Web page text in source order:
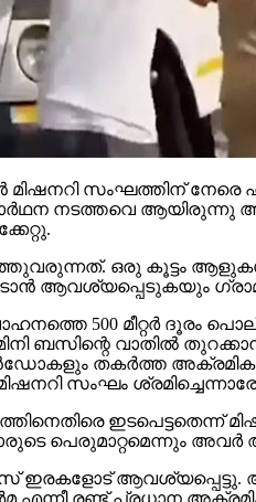
മിഷനറി സംഘത്തിന്
നടത്തവെ ആയിരുന്നു
ഒരു കൂട്ടം
ആവശ്യപ്പെടുകയും
വാഹനത്തെ 500 മീറ്റര്‍
ബസിന്റെ വാതില്‍
തകര്‍ത്ത
സംഘം
ഇടപെട്ടതെന്ന്
പെരുമാറ്റമെന്നും അവര്‍
ഇരകളോട്
രണ്ട് പ്രധാന